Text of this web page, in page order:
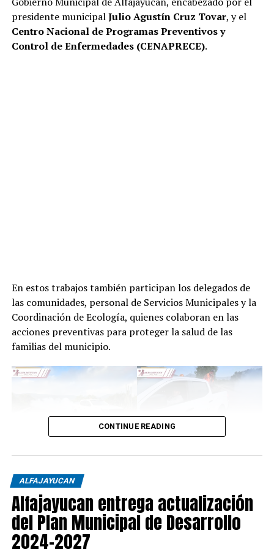
presidente municipalJulio Agustín Cruz Tovar, y el
Centro Nacional de Programas Preventivos y
Control de Enfermedades (CENAPRECE).
En estos trabajos también participan los delegados de
las comunidades, personal de Servicios Municipales y la
Coordinación de Ecología, quienes colaboran en las
acciones preventivas para proteger la salud de las
familias del municipio.
CONTINUE READING
ALFAJAYUCAN
Alfajayucan entrega actualización
del Plan Municipal de Desarrollo
2024-2027